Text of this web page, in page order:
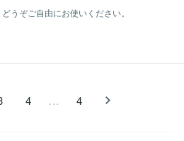
うぞご自由にお使いください。
4 … 4